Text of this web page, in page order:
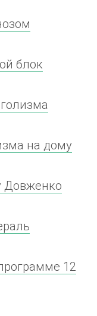
блок
на дому
Довженко
12